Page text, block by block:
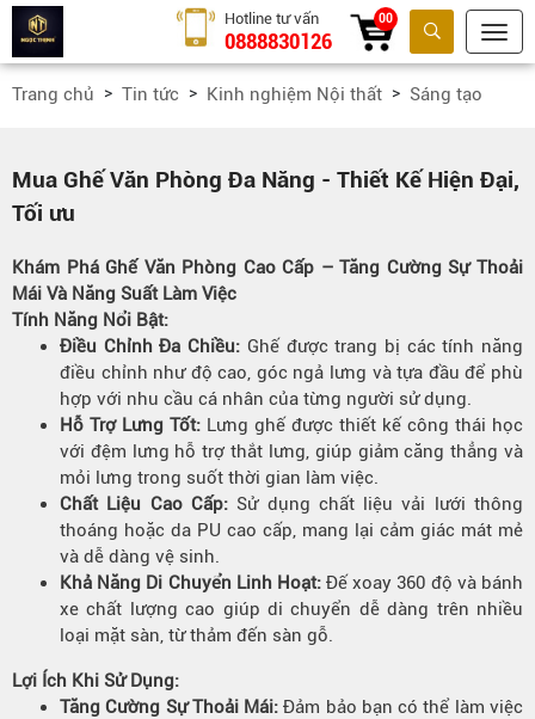
Tìm kiếm
Hotline tư vấn
0888830126
00
Trang chủ Tin tức Kinh nghiệm Nội thất Sáng tạo
Mua Ghế Văn Phòng Đa Năng - Thiết Kế Hiện Đại,
Tối ưu
Khám Phá Ghế Văn Phòng Cao Cấp – Tăng Cường Sự Thoải
Mái Và Năng Suất Làm Việc
Tính Năng Nổi Bật:
Điều Chỉnh Đa Chiều: Ghế được trang bị các tính năng
điều chỉnh như độ cao, góc ngả lưng và tựa đầu để phù
hợp với nhu cầu cá nhân của từng người sử dụng.
Hỗ Trợ Lưng Tốt: Lưng ghế được thiết kế công thái học
với đệm lưng hỗ trợ thắt lưng, giúp giảm căng thẳng và
mỏi lưng trong suốt thời gian làm việc.
Chất Liệu Cao Cấp:Sử dụng chất liệu vải lưới thông
thoáng hoặc da PU cao cấp, mang lại cảm giác mát mẻ
và dễ dàng vệ sinh.
Khả Năng Di Chuyển Linh Hoạt:Đế xoay 360 độ và bánh
xe chất lượng cao giúp di chuyển dễ dàng trên nhiều
loại mặt sàn, từ thảm đến sàn gỗ.
Lợi Ích Khi Sử Dụng:
Tăng Cường Sự Thoải Mái: Đảm bảo bạn có thể làm việc